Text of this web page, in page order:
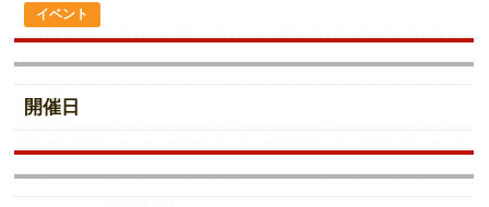
イベント
開催日